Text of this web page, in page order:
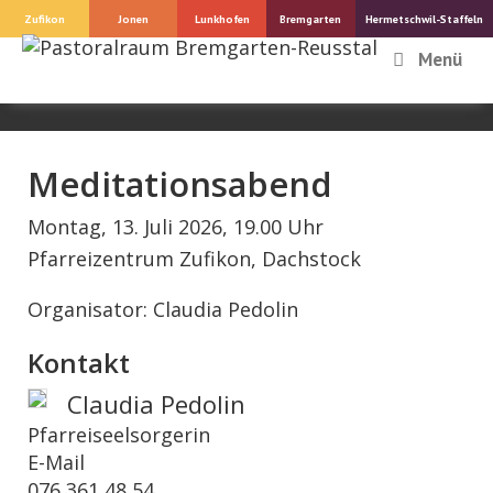
Springe
zum
Zufikon Jonen Lunkhofen Bremgarten Hermetschwil-Staffeln
Menü
Meditationsabend
Montag, 13. Juli 2026, 19.00 Uhr
Pfarreizentrum Zufikon, Dachstock
Organisator: Claudia Pedolin
Kontakt
Claudia Pedolin
Pfarreiseelsorgerin
E-Mail